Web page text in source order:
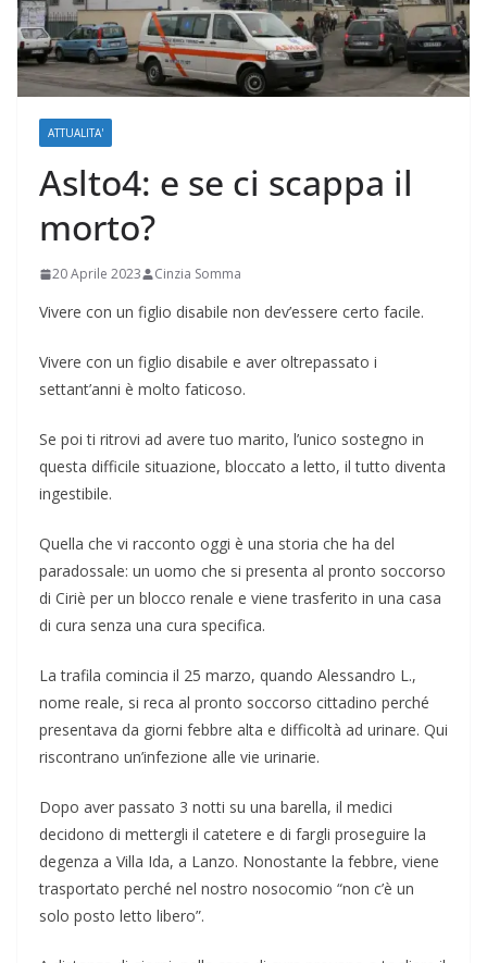
ATTUALITA'
Aslto4: e se ci scappa il
morto?
20 Aprile 2023 Cinzia Somma
Vivere con un figlio disabile non dev’essere certo facile.
Vivere con un figlio disabile e aver oltrepassato i
settant’anni è molto faticoso.
Se poi ti ritrovi ad avere tuo marito, l’unico sostegno in
questa difficile situazione, bloccato a letto, il tutto diventa
ingestibile.
Quella che vi racconto oggi è una storia che ha del
paradossale: un uomo che si presenta al pronto soccorso
di Ciriè per un blocco renale e viene trasferito in una casa
di cura senza una cura specifica.
La trafila comincia il 25 marzo, quando Alessandro L.,
nome reale, si reca al pronto soccorso cittadino perché
presentava da giorni febbre alta e difficoltà ad urinare. Qui
riscontrano un’infezione alle vie urinarie.
Dopo aver passato 3 notti su una barella, il medici
decidono di mettergli il catetere e di fargli proseguire la
degenza a Villa Ida, a Lanzo. Nonostante la febbre, viene
trasportato perché nel nostro nosocomio “non c’è un
solo posto letto libero”.